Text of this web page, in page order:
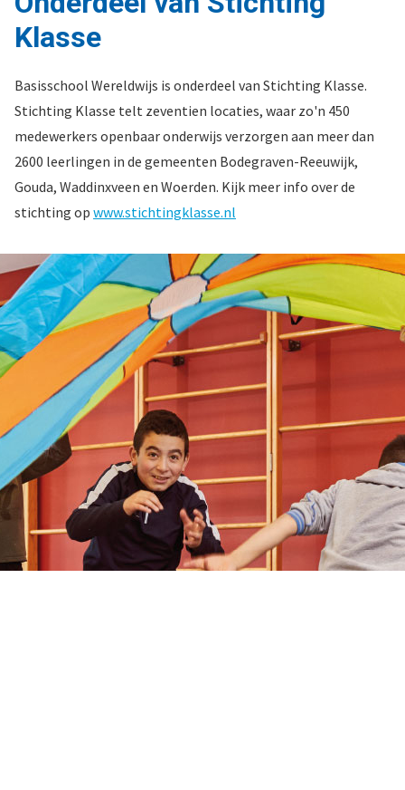
Klasse
Basisschool Wereldwijs is onderdeel van Stichting Klasse.
Stichting Klasse telt zeventien locaties, waar zo'n 450
medewerkers openbaar onderwijs verzorgen aan meer dan
2600 leerlingen in de gemeenten Bodegraven-Reeuwijk,
Gouda, Waddinxveen en Woerden. Kijk meer info over de
stichting op www.stichtingklasse.nl